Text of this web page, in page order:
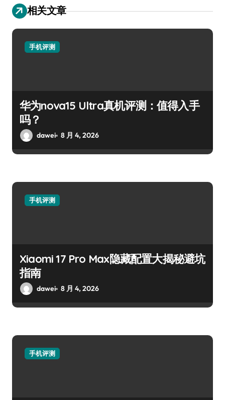
相关文章
手机评测
华为nova15 Ultra真机评测：值得入手
吗？
dawei 8 月 4, 2026
手机评测
Xiaomi 17 Pro Max隐藏配置大揭秘避坑
指南
dawei 8 月 4, 2026
手机评测